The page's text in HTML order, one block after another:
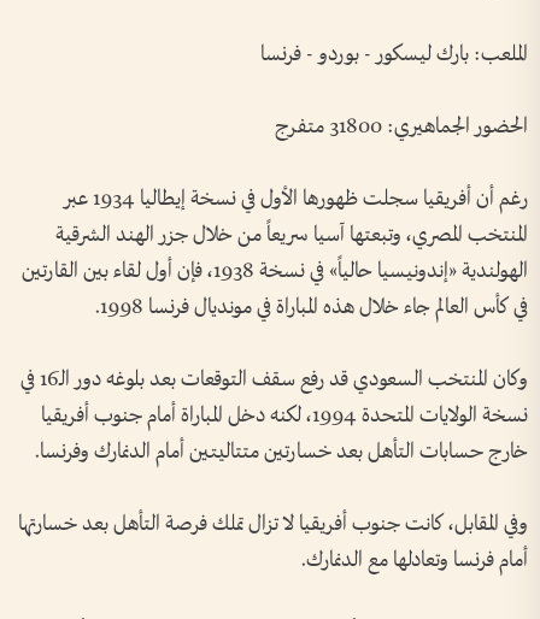
الملعب: بارك ليسكور - بوردو - فرنسا
الحضور الجماهيري: 31800 متفرج
رغم أن أفريقيا سجلت ظهورها الأول في نسخة إيطاليا 1934 عبر
المنتخب المصري، وتبعتها آسيا سريعاً من خلال جزر الهند الشرقية
الهولندية «إندونيسيا حالياً» في نسخة 1938، فإن أول لقاء بين القارتين
في كأس العالم جاء خلال هذه المباراة في مونديال فرنسا 1998.
وكان المنتخب السعودي قد رفع سقف التوقعات بعد بلوغه دور الـ16 في
نسخة الولايات المتحدة 1994، لكنه دخل المباراة أمام جنوب أفريقيا
خارج حسابات التأهل بعد خسارتين متتاليتين أمام الدنمارك وفرنسا.
وفي المقابل، كانت جنوب أفريقيا لا تزال تملك فرصة التأهل بعد خسارتها
أمام فرنسا وتعادلها مع الدنمارك.